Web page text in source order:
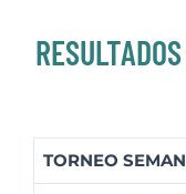
TORNEO